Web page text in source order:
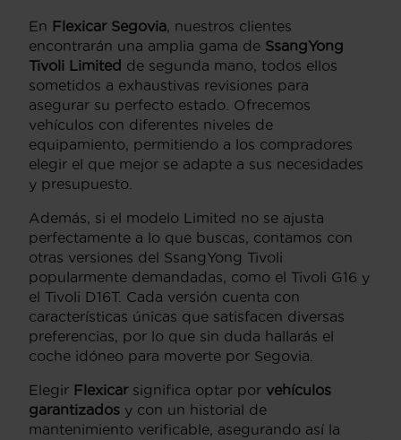
En Flexicar Segovia, nuestros clientes
encontrarán una amplia gama de SsangYong
Tivoli Limited de segunda mano, todos ellos
sometidos a exhaustivas revisiones para
asegurar su perfecto estado. Ofrecemos
vehículos con diferentes niveles de
equipamiento, permitiendo a los compradores
elegir el que mejor se adapte a sus necesidades
y presupuesto.
Además, si el modelo Limited no se ajusta
perfectamente a lo que buscas, contamos con
otras versiones del SsangYong Tivoli
popularmente demandadas, como el Tivoli G16 y
el Tivoli D16T. Cada versión cuenta con
características únicas que satisfacen diversas
preferencias, por lo que sin duda hallarás el
coche idóneo para moverte por Segovia.
Elegir Flexicarsignifica optar por vehículos
garantizados y con un historial de
mantenimiento verificable, asegurando así la